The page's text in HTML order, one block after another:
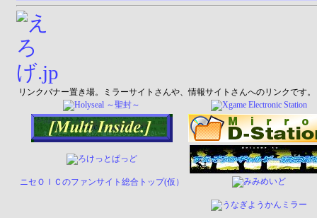
リンクバナー置き場。ミラーサイトさんや、情報サイトさんへのリンクです。
ニセＯＩＣのファンサイト総合トップ(仮）